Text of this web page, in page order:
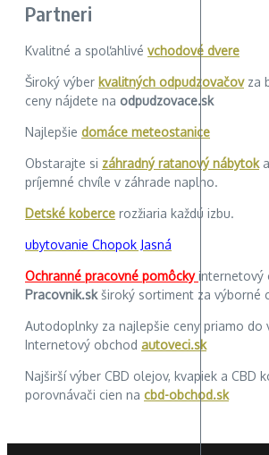
Partneri
Kvalitné a spoľahlivé vchodové dvere
Široký výber kvalitných odpudzovačovza
ceny nájdete na odpudzovace.sk
Najlepšie domáce meteostanice
Obstarajte si záhradný ratanový nábytoka
príjemné chvíle v záhrade naplno.
Detské koberce rozžiaria každú izbu.
ubytovanie Chopok Jasná
Ochranné pracovné pomôckyinternetový
Pracovnik.skširoký sortiment za výborné
Autodoplnky za najlepšie ceny priamo do
Internetový obchod autoveci.sk
Najširší výber CBD olejov, kvapiek a CBD
porovnávači cien na cbd-obchod.sk